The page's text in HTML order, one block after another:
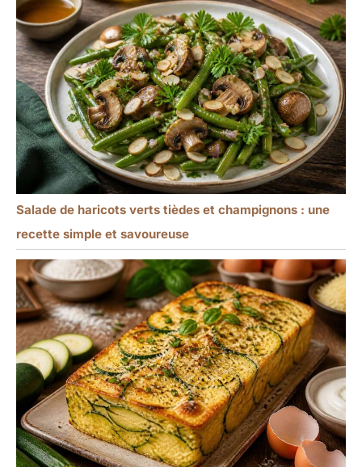
Salade de haricots verts tièdes et champignons : une
recette simple et savoureuse